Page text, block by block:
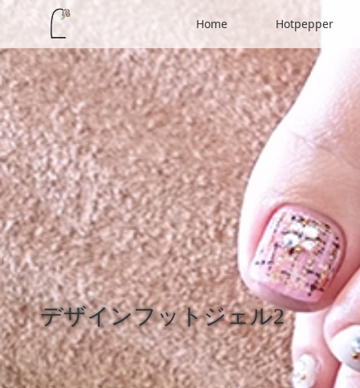
Home Hotpepper
デザインフットジェル2